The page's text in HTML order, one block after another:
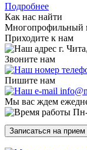
Подробнее
Как нас найти
Многопрофильный
Приходите к нам
г.
Звоните нам
Пишите нам
Мы вас ждем
Записаться на прием